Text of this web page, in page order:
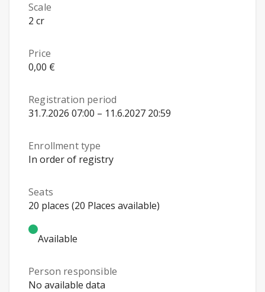
Scale
2 cr
Price
0,00 €
Registration period
31.7.2026 07:00 – 11.6.2027 20:59
Enrollment type
In order of registry
Seats
20 places (20 Places available)
Available
Person responsible
No available data